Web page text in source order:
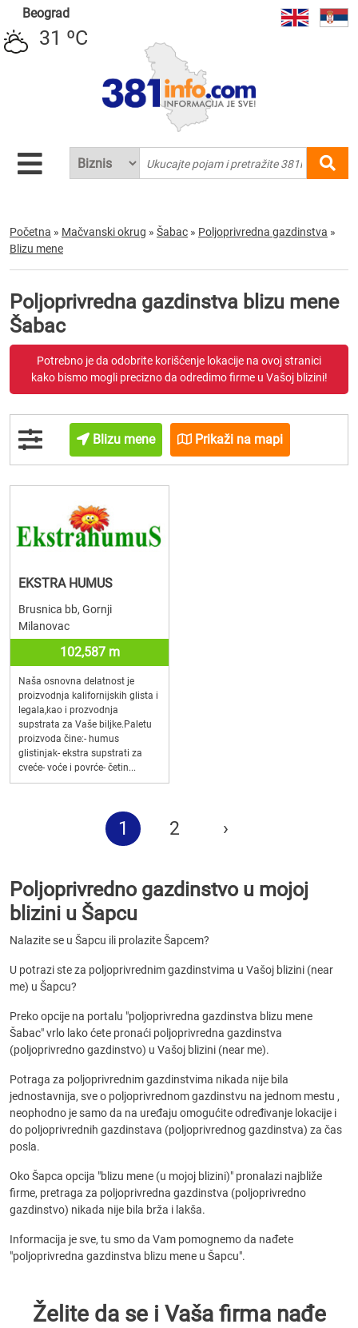
Beograd
31 ºC
Početna » Mačvanski okrug » Šabac » Poljoprivredna gazdinstva »
Blizu mene
Poljoprivredna gazdinstva blizu mene
Šabac
Potrebno je da odobrite korišćenje lokacije na ovoj stranici
kako bismo mogli precizno da odredimo firme u Vašoj blizini!
Blizu mene Prikaži na mapi
EKSTRA HUMUS
Brusnica bb, Gornji
Milanovac
102,587 m
Naša osnovna delatnost je
proizvodnja kalifornijskih glista i
legala,kao i prozvodnja
supstrata za Vaše biljke.Paletu
proizvoda čine:- humus
glistinjak- ekstra supstrati za
cveće- voće i povrće- četin...
1 2 ›
Poljoprivredno gazdinstvo u mojoj
blizini u Šapcu
Nalazite se u Šapcu ili prolazite Šapcem?
U potrazi ste za poljoprivrednim gazdinstvima u Vašoj blizini (near
me) u Šapcu?
Preko opcije na portalu "poljoprivredna gazdinstva blizu mene
Šabac" vrlo lako ćete pronaći poljoprivredna gazdinstva
(poljoprivredno gazdinstvo) u Vašoj blizini (near me).
Potraga za poljoprivrednim gazdinstvima nikada nije bila
jednostavnija, sve o poljoprivrednom gazdinstvu na jednom mestu ,
neophodno je samo da na uređaju omogućite određivanje lokacije i
do poljoprivrednih gazdinstava (poljoprivrednog gazdinstva) za čas
posla.
Oko Šapca opcija "blizu mene (u mojoj blizini)" pronalazi najbliže
firme, pretraga za poljoprivredna gazdinstva (poljoprivredno
gazdinstvo) nikada nije bila brža i lakša.
Informacija je sve, tu smo da Vam pomognemo da nađete
"poljoprivredna gazdinstva blizu mene u Šapcu".
Želite da se i Vaša firma nađe